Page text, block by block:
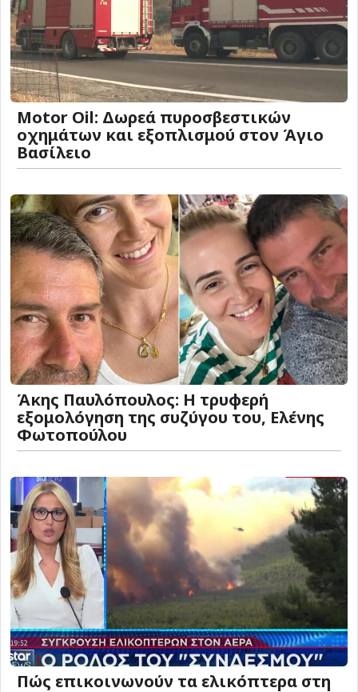
Motor Oil: Δωρεά πυροσβεστικών
οχημάτων και εξοπλισμού στον Άγιο
Βασίλειο
Άκης Παυλόπουλος: Η τρυφερή
εξομολόγηση της συζύγου του, Ελένης
Φωτοπούλου
Πώς επικοινωνούν τα ελικόπτερα στη